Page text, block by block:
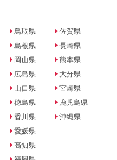
鳥取県
島根県
岡山県
広島県
山口県
徳島県
香川県
愛媛県
高知県
佐賀県
長崎県
熊本県
大分県
宮崎県
鹿児島県
沖縄県